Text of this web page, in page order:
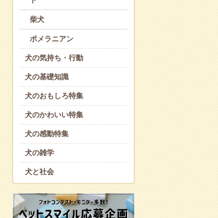
柴犬
ポメラニアン
犬の気持ち・行動
犬の基礎知識
犬のおもしろ特集
犬のかわいい特集
犬の感動特集
犬の雑学
犬と社会